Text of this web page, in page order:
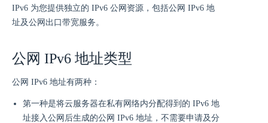
IPv6 为您提供独立的 IPv6 公网资源，包括公网 IPv6 地
址及公网出口带宽服务。
公网 IPv6 地址类型
公网 IPv6 地址有两种：
第一种是将云服务器在私有网络内分配得到的 IPv6 地
址接入公网后生成的公网 IPv6 地址，不需要申请及分